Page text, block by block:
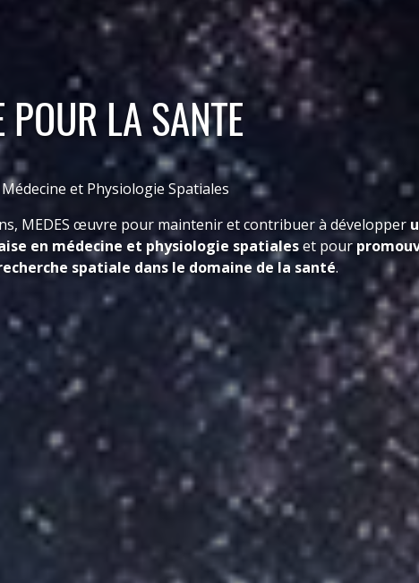
LA SANTE
et Physiologie Spatiales
MEDES œuvre pour maintenir et contribuer à développer
en médecine et physiologie spatialeset pour
spatiale dans le domaine de la santé.